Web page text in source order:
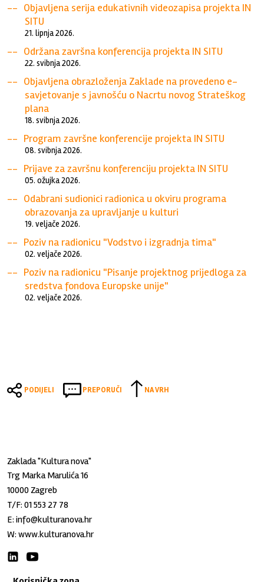
Objavljena serija edukativnih videozapisa projekta IN
SITU
21. lipnja 2026.
Održana završna konferencija projekta IN SITU
22. svibnja 2026.
Objavljena obrazloženja Zaklade na provedeno e-
savjetovanje s javnošću o Nacrtu novog Strateškog
plana
18. svibnja 2026.
Program završne konferencije projekta IN SITU
08. svibnja 2026.
Prijave za završnu konferenciju projekta IN SITU
05. ožujka 2026.
Odabrani sudionici radionica u okviru programa
obrazovanja za upravljanje u kulturi
19. veljače 2026.
Poziv na radionicu "Vodstvo i izgradnja tima"
02. veljače 2026.
Poziv na radionicu "Pisanje projektnog prijedloga za
sredstva fondova Europske unije"
02. veljače 2026.
PODIJELI PREPORUČI NA VRH
Zaklada "Kultura nova"
Trg Marka Marulića 16
10000 Zagreb
T/F:01 553 27 78
E:info@kulturanova.hr
W:www.kulturanova.hr